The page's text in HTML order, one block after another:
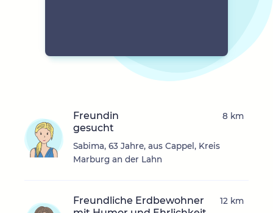
Freundin
gesucht
Sabima, 63 Jahre, aus Cappel, Kreis
Marburg an der Lahn
8 km
Freundliche Erdbewohner
12 km